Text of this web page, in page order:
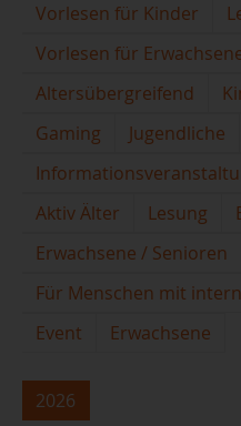
Vorlesen für Kinder
Vorlesen für
Altersübergreifend
Gaming
Jugendliche
Aktiv Älter
Lesung
Erwachsene / Senioren
Für Menschen mit
Event
Erwachsene
2026